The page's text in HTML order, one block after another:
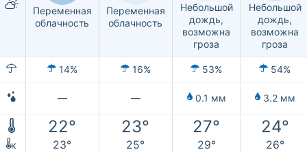
Переменная
облачность
Переменная
облачность
Небольшой
дождь,
возможна
гроза
Небольшой
дождь,
возможна
гроза
14% 16% 53% 54%
— — 0.1 мм 3.2 мм
22° 23° 27° 24°
к 23° 25° 29° 26°